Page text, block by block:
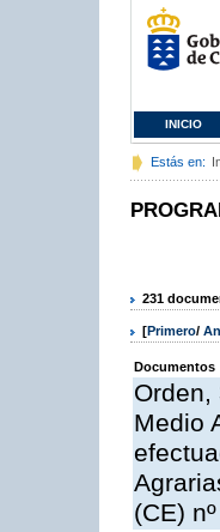
INICIO
Estás en:
231
[Primero/
Documentos
Medio
(CE)